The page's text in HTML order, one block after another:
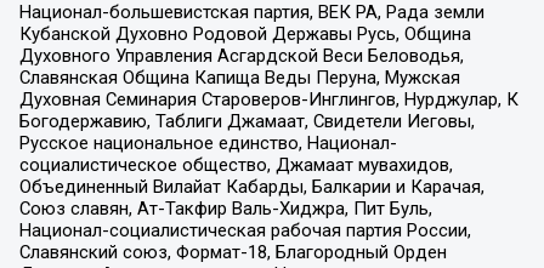
Национал-большевистская партия, ВЕК РА, Рада земли
Кубанской Духовно Родовой Державы Русь, Община
Духовного Управления Асгардской Веси Беловодья,
Славянская Община Капища Веды Перуна, Мужская
Духовная Семинария Староверов-Инглингов, Нурджулар, К
Богодержавию, Таблиги Джамаат, Свидетели Иеговы,
Русское национальное единство, Национал-
социалистическое общество, Джамаат мувахидов,
Объединенный Вилайат Кабарды, Балкарии и Карачая,
Союз славян, Ат-Такфир Валь-Хиджра, Пит Буль,
Национал-социалистическая рабочая партия России,
Славянский союз, Формат-18, Благородный Орден